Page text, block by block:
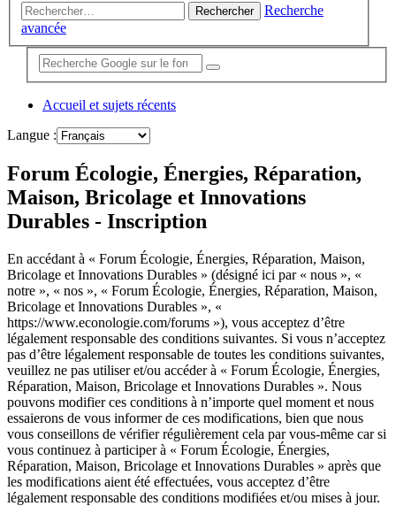
Rechercher
Recherche
avancée
Accueil et sujets récents
Langue :
Forum Écologie, Énergies, Réparation,
Maison, Bricolage et Innovations
Durables - Inscription
En accédant à « Forum Écologie, Énergies, Réparation, Maison,
Bricolage et Innovations Durables » (désigné ici par « nous », «
notre », « nos », « Forum Écologie, Énergies, Réparation, Maison,
Bricolage et Innovations Durables », «
https://www.econologie.com/forums »), vous acceptez d’être
légalement responsable des conditions suivantes. Si vous n’acceptez
pas d’être légalement responsable de toutes les conditions suivantes,
veuillez ne pas utiliser et/ou accéder à « Forum Écologie, Énergies,
Réparation, Maison, Bricolage et Innovations Durables ». Nous
pouvons modifier ces conditions à n’importe quel moment et nous
essaierons de vous informer de ces modifications, bien que nous
vous conseillons de vérifier régulièrement cela par vous-même car si
vous continuez à participer à « Forum Écologie, Énergies,
Réparation, Maison, Bricolage et Innovations Durables » après que
les modifications aient été effectuées, vous acceptez d’être
légalement responsable des conditions modifiées et/ou mises à jour.